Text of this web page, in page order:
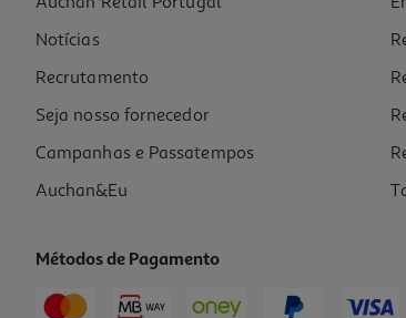
119.99 €/un
119,99 €
Notícias
Recrutamento
Seja nosso fornecedor
Campanhas e Passatempos
Auchan&Eu
Métodos de Pagamento